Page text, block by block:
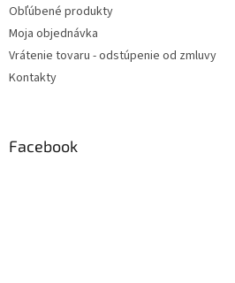
Obľúbené produkty
Moja objednávka
Vrátenie tovaru - odstúpenie od zmluvy
Kontakty
Facebook